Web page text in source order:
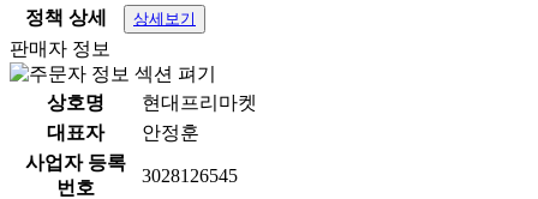
정책 상세
상세보기
판매자 정보
상호명
현대프리마켓
대표자
안정훈
사업자 등록
번호
3028126545